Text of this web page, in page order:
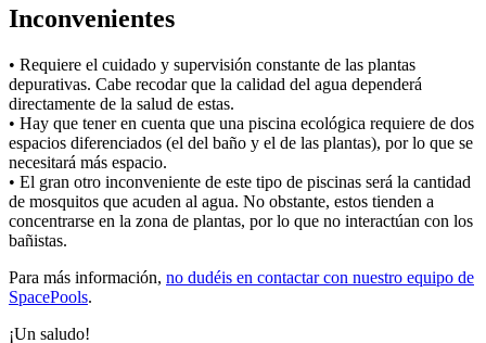
Inconvenientes
• Requiere el cuidado y supervisión constante de las plantas
depurativas. Cabe recodar que la calidad del agua dependerá
directamente de la salud de estas.
• Hay que tener en cuenta que una piscina ecológica requiere de dos
espacios diferenciados (el del baño y el de las plantas), por lo que se
necesitará más espacio.
• El gran otro inconveniente de este tipo de piscinas será la cantidad
de mosquitos que acuden al agua. No obstante, estos tienden a
concentrarse en la zona de plantas, por lo que no interactúan con los
bañistas.
Para más información, no dudéis en contactar con nuestro equipo de
SpacePools.
¡Un saludo!